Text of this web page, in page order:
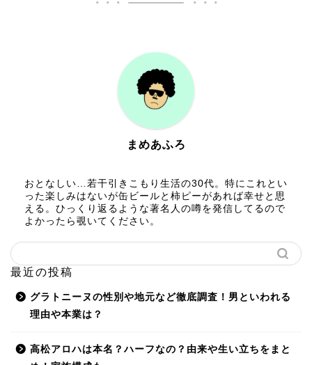
まめあふろ
おとなしい…若干引きこもり生活の30代。特にこれとい
った楽しみはないが缶ビールと柿ピーがあれば幸せと思
える。ひっくり返るような著名人の噂を発信してるので
よかったら覗いてください。
最近の投稿
グラトニーヌの性別や地元など徹底調査！男といわれる
理由や本業は？
高松アロハは本名？ハーフなの？由来や生い立ちをまと